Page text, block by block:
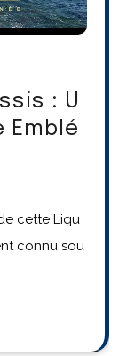
: U
Emblé
cette Liqu
connu sou